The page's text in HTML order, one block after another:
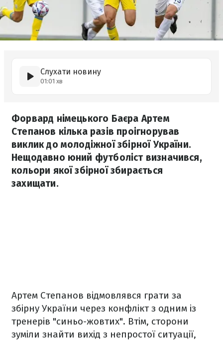
Слухати новину
01:01 хв
Форвард німецького Баєра Артем
Степанов кілька разів проігнорував
виклик до молодіжної збірної України.
Нещодавно юний футболіст визначився,
кольори якої збірної збирається
захищати.
Артем Степанов відмовлявся грати за
збірну України через конфлікт з одним із
тренерів "синьо-жовтих". Втім, сторони
зуміли знайти вихід з непростої ситуації,